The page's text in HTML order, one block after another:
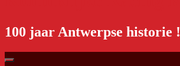
100 jaar Antwerpse historie !